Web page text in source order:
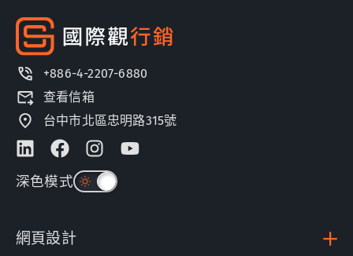
+886-4-2207-6880
查看信箱
台中市北區忠明路315號
深色模式
網頁設計